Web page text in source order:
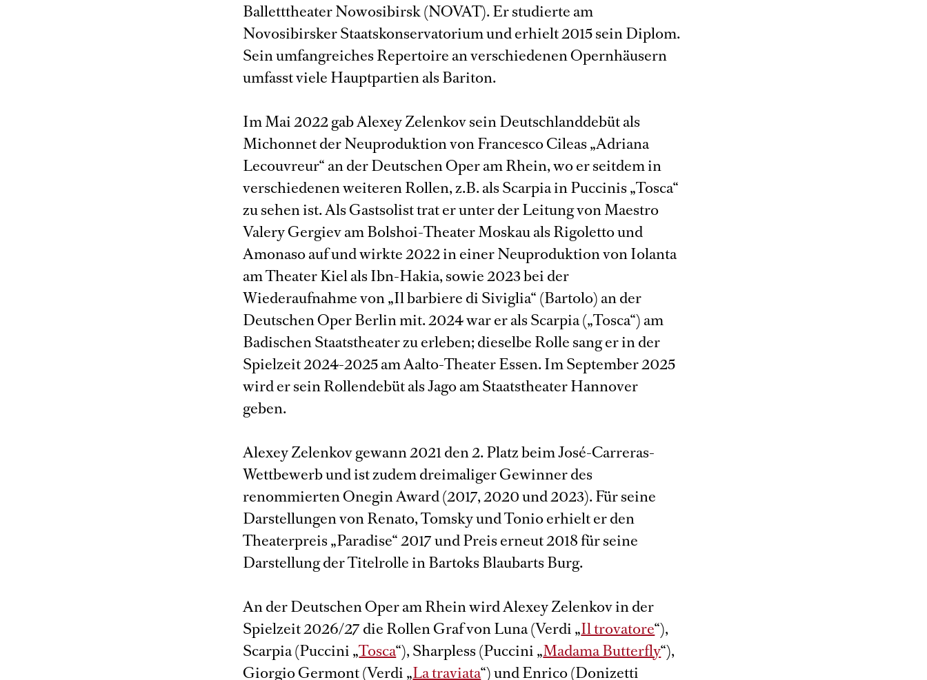
Balletttheater Nowosibirsk (NOVAT). Er studierte am
Novosibirsker Staatskonservatorium und erhielt 2015 sein Diplom.
Sein umfangreiches Repertoire an verschiedenen Opernhäusern
umfasst viele Hauptpartien als Bariton.
Im Mai 2022 gab Alexey Zelenkov sein Deutschlanddebüt als
Michonnet der Neuproduktion von Francesco Cileas „Adriana
Lecouvreur“ an der Deutschen Oper am Rhein, wo er seitdem in
verschiedenen weiteren Rollen, z.B. als Scarpia in Puccinis „Tosca“
zu sehen ist. Als Gastsolist trat er unter der Leitung von Maestro
Valery Gergiev am Bolshoi-Theater Moskau als Rigoletto und
Amonaso auf und wirkte 2022 in einer Neuproduktion von Iolanta
am Theater Kiel als Ibn-Hakia, sowie 2023 bei der
Wiederaufnahme von „Il barbiere di Siviglia“ (Bartolo) an der
Deutschen Oper Berlin mit. 2024 war er als Scarpia („Tosca“) am
Badischen Staatstheater zu erleben; dieselbe Rolle sang er in der
Spielzeit 2024-2025 am Aalto-Theater Essen. Im September 2025
wird er sein Rollendebüt als Jago am Staatstheater Hannover
geben.
Alexey Zelenkov gewann 2021 den 2. Platz beim José-Carreras-
Wettbewerb und ist zudem dreimaliger Gewinner des
renommierten Onegin Award (2017, 2020 und 2023). Für seine
Darstellungen von Renato, Tomsky und Tonio erhielt er den
Theaterpreis „Paradise“ 2017 und Preis erneut 2018 für seine
Darstellung der Titelrolle in Bartoks Blaubarts Burg.
An der Deutschen Oper am Rhein wird Alexey Zelenkov in der
Spielzeit 2026/27 die Rollen Graf von Luna (Verdi „Il trovatore“),
Scarpia (Puccini „Tosca“), Sharpless (Puccini „Madama Butterfly“),
Giorgio Germont (Verdi „La traviata“) und Enrico (Donizetti